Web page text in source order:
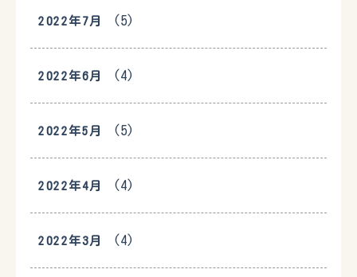
2022年7月 (5)
2022年6月 (4)
2022年5月 (5)
2022年4月 (4)
2022年3月 (4)